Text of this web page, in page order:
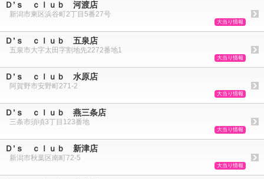
Ｄ’ｓ ｃｌｕｂ 河渡店
新潟市東区浜谷町2丁目5番27号
大当り情報
Ｄ’ｓ ｃｌｕｂ 五泉店
五泉市大字太田字割地先2272番地1
大当り情報
Ｄ’ｓ ｃｌｕｂ 水原店
阿賀野市安野町271-2
大当り情報
Ｄ’ｓ ｃｌｕｂ 燕三条店
三条市須頃3丁目123番地
大当り情報
Ｄ’ｓ ｃｌｕｂ 新津店
新潟市秋葉区南町72-5
大当り情報